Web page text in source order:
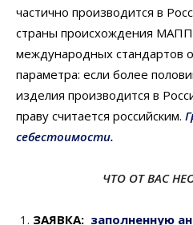
частично производится в
страны происхождения МАПП
международных стандартов
параметра: если более
изделия производится в
праву считается российским.
себестоимости.
ЧТО ОТ ВАС
ЗАЯВКА: заполненную